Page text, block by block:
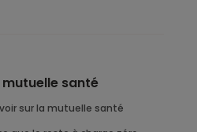
mutuelle santé
sur la mutuelle santé